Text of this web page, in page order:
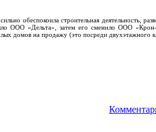
обеспокоила строительная деятельность,
ООО «Дельта», затем его сменило ООО «Крон-
домов на продажу (это посреди двухэтажного